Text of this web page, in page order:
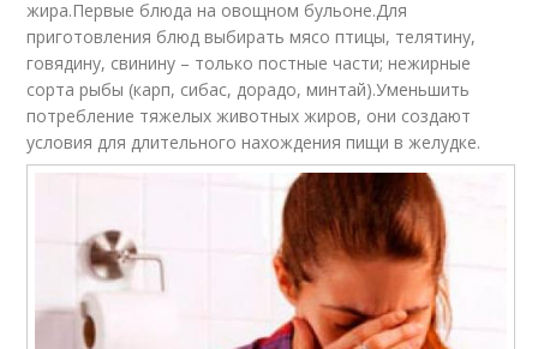
жира.Первые блюда на овощном бульоне.Для
приготовления блюд выбирать мясо птицы, телятину,
говядину, свинину – только постные части; нежирные
сорта рыбы (карп, сибас, дорадо, минтай).Уменьшить
потребление тяжелых животных жиров, они создают
условия для длительного нахождения пищи в желудке.